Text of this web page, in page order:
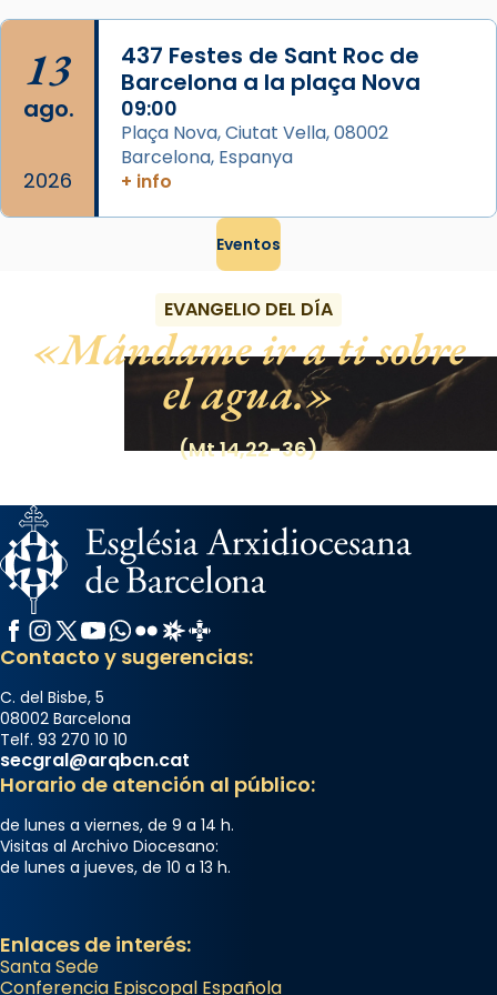
13
ago.
2026
437 Festes de Sant Roc de
Barcelona a la plaça Nova
09:00
Plaça Nova, Ciutat Vella, 08002
Barcelona, Espanya
+ info
Eventos
EVANGELIO DEL DÍA
Mándame ir a ti sobre
el agua.
(Mt 14,22-36)
Facebook
Instagram
X / Twitter
YouTube
WhatsApp
FlickrRadio Estel
Catalunya Cristiana
Contacto y sugerencias:
C. del Bisbe, 5
08002 Barcelona
Telf. 93 270 10 10
secgral@arqbcn.cat
Horario de atención al público:
de lunes a viernes, de 9 a 14 h.
Visitas al Archivo Diocesano:
de lunes a jueves, de 10 a 13 h.
Enlaces de interés:
Santa Sede
Conferencia Episcopal Española